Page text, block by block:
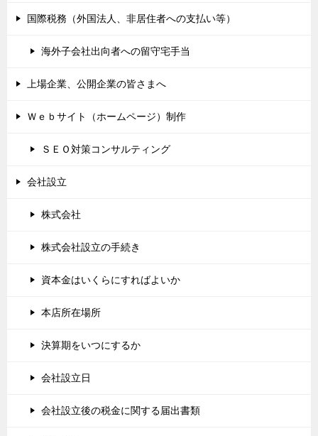
国際税務（外国法人、非居住者への支払い等）
海外子会社出向者への留守宅手当
上場企業、公開企業の皆さまへ
Ｗｅｂサイト（ホームページ）制作
ＳＥＯ対策コンサルティング
会社設立
株式会社
株式会社設立の手続き
資本金はいくらにすればよいか
本店所在場所
決算期をいつにするか
会社設立日
会社設立後の税金に関する届出書類